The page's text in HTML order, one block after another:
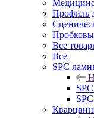
Профиль
Все
Все
SPC